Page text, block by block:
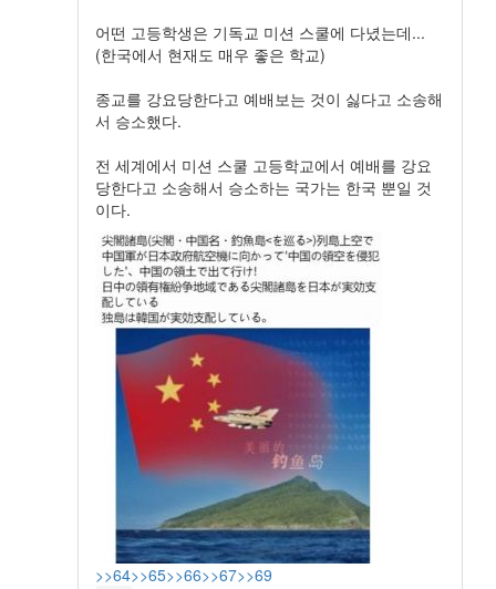
어떤 고등학생은 기독교 미션 스쿨에 다녔는데...
(한국에서 현재도 매우 좋은 학교)
종교를 강요당한다고 예배보는 것이 싫다고 소송해
서 승소했다.
전 세계에서 미션 스쿨 고등학교에서 예배를 강요
당한다고 소송해서 승소하는 국가는 한국 뿐일 것
이다.
>>64>>65>>66>>67>>69